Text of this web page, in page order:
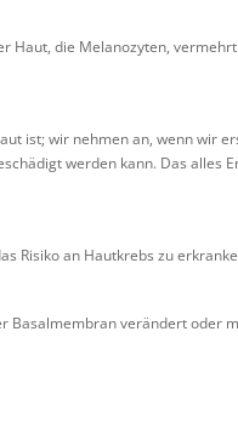
die Melanozyten,
ist; wir nehmen an, wenn wir
werden kann. Das alles
Risiko an Hautkrebs zu
Basalmembran verändert oder